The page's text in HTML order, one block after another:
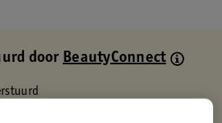
doorBeautyConnect